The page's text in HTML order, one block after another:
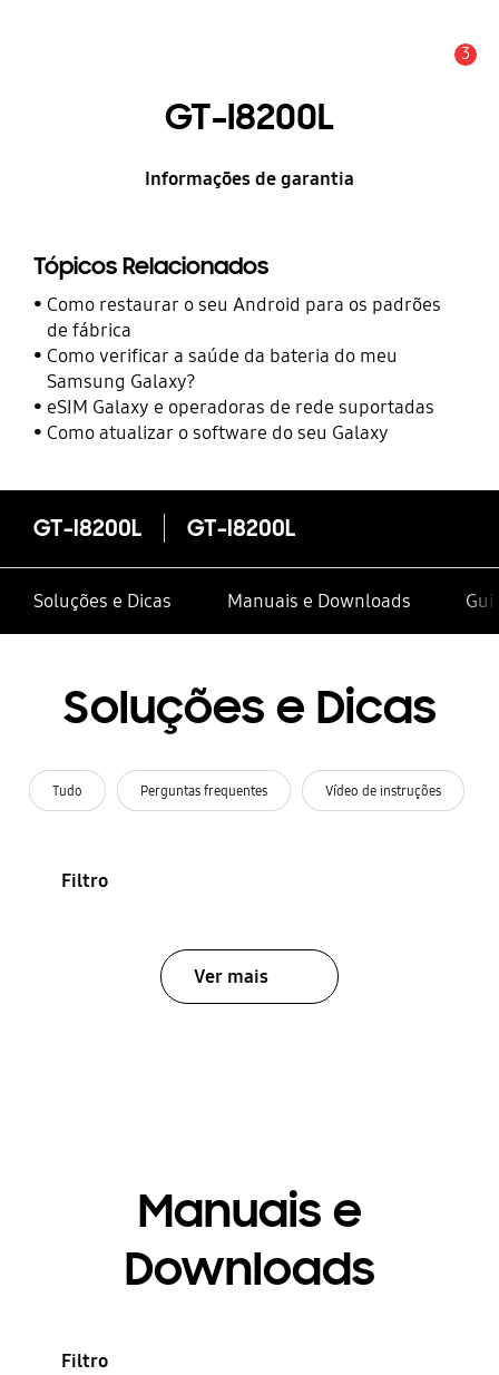
3
GT-I8200L
Informações de garantia
Tópicos Relacionados
Como restaurar o seu Android para os padrões
de fábrica
Como verificar a saúde da bateria do meu
Samsung Galaxy?
eSIM Galaxy e operadoras de rede suportadas
Como atualizar o software do seu Galaxy
GT-I8200L GT-I8200L
Soluções e Dicas Manuais e Downloads
Soluções e Dicas
Tudo Perguntas frequentes Vídeo de instruções
Filtro
Ver mais
Manuais e
Downloads
Filtro